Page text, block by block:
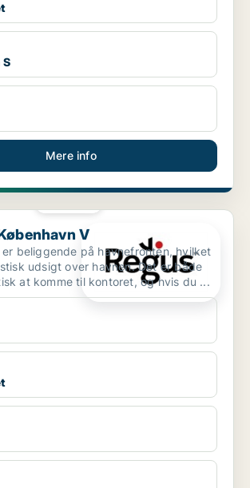
S
Mere info
V
V
er beliggende på havnefronten, hvilket
udsigt over havnen. Det er både
at komme til kontoret, og hvis du ...